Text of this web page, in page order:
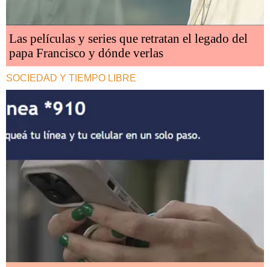
Las películas y series que retratan el legado del
papa Francisco y dónde verlas
SOCIEDAD Y TIEMPO LIBRE